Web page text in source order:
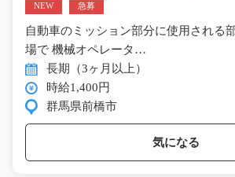
NEW 急募
自動車のミッション部分に使用される
場で 機械オペレータ…
長期（3ヶ月以上）
時給1,400円
群馬県前橋市
気になる